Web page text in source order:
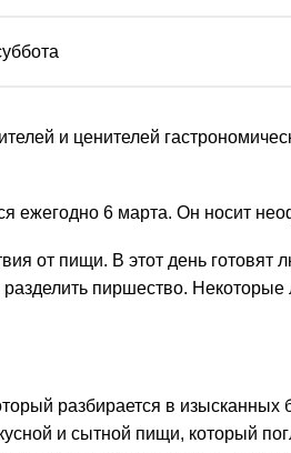
и ценителей
ежегодно 6 марта. Он носит
от пищи. В этот день
пиршество.
разбирается в изысканных
и сытной пищи, который